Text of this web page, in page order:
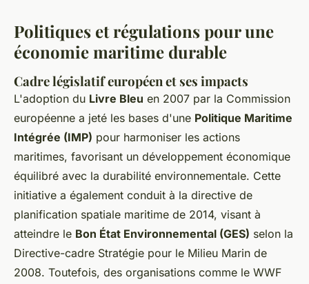
Politiques et régulations pour une
économie maritime durable
Cadre législatif européen et ses impacts
L'adoption du Livre Bleu en 2007 par la Commission
européenne a jeté les bases d'une Politique Maritime
Intégrée (IMP) pour harmoniser les actions
maritimes, favorisant un développement économique
équilibré avec la durabilité environnementale. Cette
initiative a également conduit à la directive de
planification spatiale maritime de 2014, visant à
atteindre le Bon État Environnemental (GES) selon la
Directive-cadre Stratégie pour le Milieu Marin de
2008. Toutefois, des organisations comme le WWF